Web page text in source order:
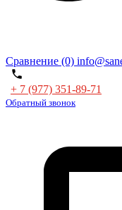
Сравнение (0)
+ 7 (977) 351-89-71
Обратный звонок